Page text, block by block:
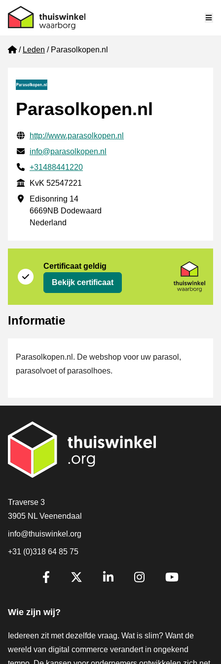
Home
Leden Parasolkopen.nl
Parasolkopen.nl
Gecontroleerde contactgegevens
Website URL
http://www.parasolkopen.nl
E-mail
info@parasolkopen.nl
Telefoonnummer
+31488441220
KvK
KvK 52547221
Vestigingsadres
Edisonring 14
6669NB Dodewaard
Nederland
Certificaat geldig
Bekijk certificaat
Informatie
Parasolkopen.nl. De webshop voor uw parasol,
parasolvoet of parasolhoes.
Contact
Traverse 3
3905 NL Veenendaal
info@thuiswinkel.org
+31 (0)318 64 85 75
Volg je ons al?
Wie zijn wij?
Iedereen zit met dezelfde vraag. Wat is slim? Want de
wereld van digital commerce verandert in ongekend